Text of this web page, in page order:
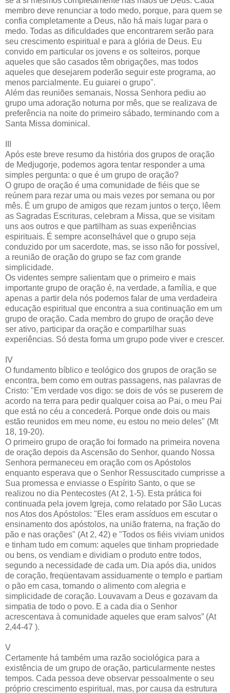
membro deve renunciar a todo medo, porque, para quem se
confia completamente a Deus, não há mais lugar para o
medo. Todas as dificuldades que encontrarem serão para
seu crescimento espiritual e para a glória de Deus. Eu
convido em particular os jovens e os solteiros, porque
aqueles que são casados têm obrigações, mas todos
aqueles que desejarem poderão seguir este programa, ao
menos parcialmente. Eu guiarei o grupo".
Além das reuniões semanais, Nossa Senhora pediu ao
grupo uma adoração noturna por mês, que se realizava de
preferência na noite do primeiro sábado, terminando com a
Santa Missa dominical.
Após este breve resumo da história dos grupos de oração
de Medjugorje, podemos agora tentar responder a uma
simples pergunta: o que é um grupo de oração?
O grupo de oração é uma comunidade de fiéis que se
reúnem para rezar uma ou mais vezes por semana ou por
mês. É um grupo de amigos que rezam juntos o terço, lêem
as Sagradas Escrituras, celebram a Missa, que se visitam
uns aos outros e que partilham as suas experiências
espirituais. É sempre aconselhável que o grupo seja
conduzido por um sacerdote, mas, se isso não for possível,
a reunião de oração do grupo se faz com grande
simplicidade.
Os videntes sempre salientam que o primeiro e mais
importante grupo de oração é, na verdade, a família, e que
apenas a partir dela nós podemos falar de uma verdadeira
educação espiritual que encontra a sua continuação em um
grupo de oração. Cada membro do grupo de oração deve
ser ativo, participar da oração e compartilhar suas
experiências. Só desta forma um grupo pode viver e crescer.
IV
O fundamento bíblico e teológico dos grupos de oração se
encontra, bem como em outras passagens, nas palavras de
Cristo: "Em verdade vos digo: se dois de vós se puserem de
acordo na terra para pedir qualquer coisa ao Pai, o meu Pai
que está no céu a concederá. Porque onde dois ou mais
estão reunidos em meu nome, eu estou no meio deles" (Mt
18, 19-20).
O primeiro grupo de oração foi formado na primeira novena
de oração depois da Ascensão do Senhor, quando Nossa
Senhora permaneceu em oração com os Apóstolos
enquanto esperava que o Senhor Ressuscitado cumprisse a
Sua promessa e enviasse o Espírito Santo, o que se
realizou no dia Pentecostes (At 2, 1-5). Esta prática foi
continuada pela jovem Igreja, como relatado por São Lucas
nos Atos dos Apóstolos: "Eles eram assíduos em escutar o
ensinamento dos apóstolos, na união fraterna, na fração do
pão e nas orações" (At 2, 42) e "Todos os fiéis viviam unidos
e tinham tudo em comum: aqueles que tinham propriedade
ou bens, os vendiam e dividiam o produto entre todos,
segundo a necessidade de cada um. Dia após dia, unidos
de coração, freqüentavam assiduamente o templo e partiam
o pão em casa, tomando o alimento com alegria e
simplicidade de coração. Louvavam a Deus e gozavam da
simpatia de todo o povo. E a cada dia o Senhor
acrescentava à comunidade aqueles que eram salvos” (At
2,44-47 ).
V
Certamente há também uma razão sociológica para a
existência de um grupo de oração, particularmente nestes
tempos. Cada pessoa deve observar pessoalmente o seu
próprio crescimento espiritual, mas, por causa da estrutura